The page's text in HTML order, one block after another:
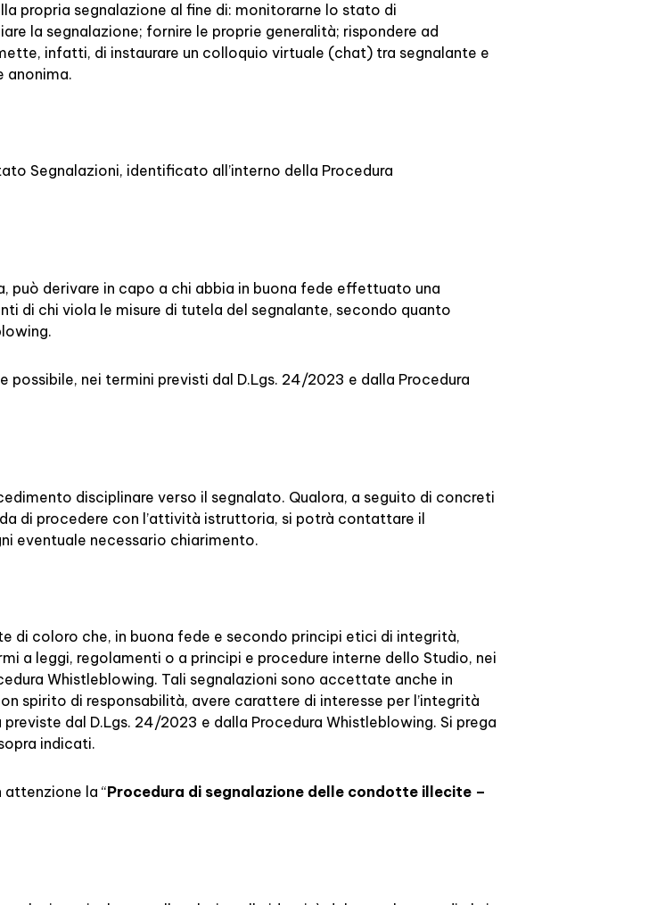
propria segnalazione al fine di: monitorarne lo stato di
la segnalazione; fornire le proprie generalità; rispondere ad
infatti, di instaurare un colloquio virtuale (chat) tra segnalante e
anonima.
Segnalazioni, identificato all’interno della Procedura
può derivare in capo a chi abbia in buona fede effettuato una
di chi viola le misure di tutela del segnalante, secondo quanto
nei termini previsti dal D.Lgs. 24/2023 e dalla Procedura
disciplinare verso il segnalato. Qualora, a seguito di concreti
di procedere con l’attività istruttoria, si potrà contattare il
eventuale necessario chiarimento.
di coloro che, in buona fede e secondo principi etici di integrità,
a leggi, regolamenti o a principi e procedure interne dello Studio, nei
Whistleblowing. Tali segnalazioni sono accettate anche in
spirito di responsabilità, avere carattere di interesse per l’integrità
dal D.Lgs. 24/2023 e dalla Procedura Whistleblowing. Si prega
indicati.
attenzione la “Procedura di segnalazione delle condotte illecite –